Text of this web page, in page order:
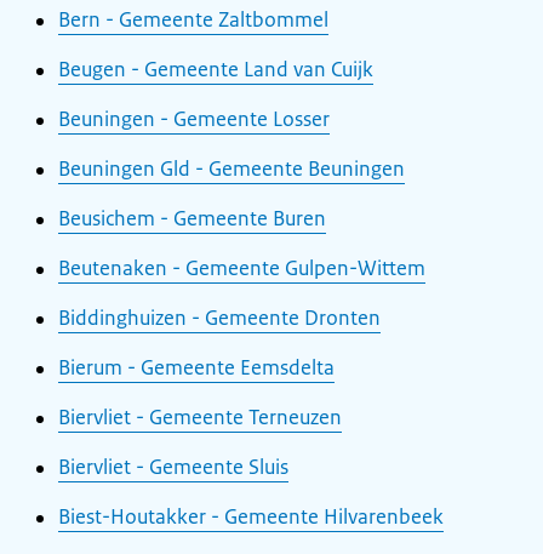
Bern - Gemeente Zaltbommel
Beugen - Gemeente Land van Cuijk
Beuningen - Gemeente Losser
Beuningen Gld - Gemeente Beuningen
Beusichem - Gemeente Buren
Beutenaken - Gemeente Gulpen-Wittem
Biddinghuizen - Gemeente Dronten
Bierum - Gemeente Eemsdelta
Biervliet - Gemeente Terneuzen
Biervliet - Gemeente Sluis
Biest-Houtakker - Gemeente Hilvarenbeek